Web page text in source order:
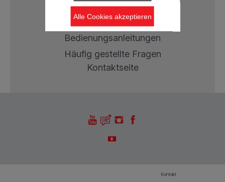
Garantie
Reparaturen
Bedienungsanleitungen
Häufig gestellte Fragen
Kontaktseite
Kontakt
Alle Cookies akzeptieren